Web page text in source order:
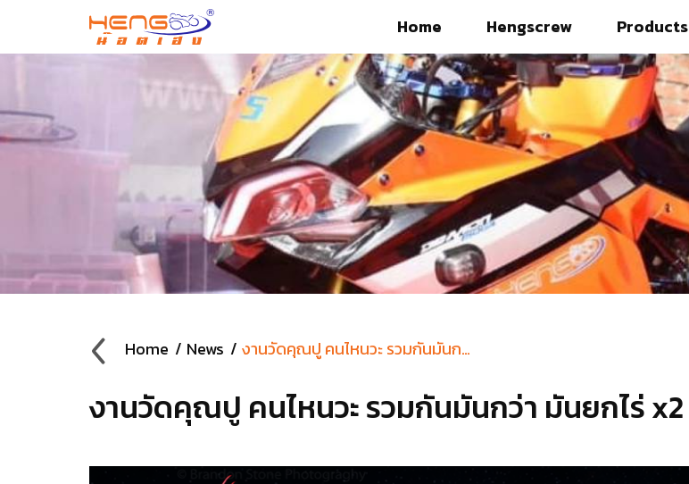
Home Hengscrew Products
Home News งานวัดคุณปู คนไหนวะ รวมกันมันกว่า มันยกไร่ x2
งานวัดคุณปู คนไหนวะ รวมกันมันกว่า มันยกไร่ x2